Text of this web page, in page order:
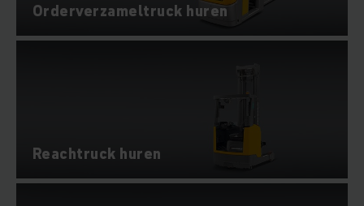
Orderverzameltruck huren
Reachtruck huren